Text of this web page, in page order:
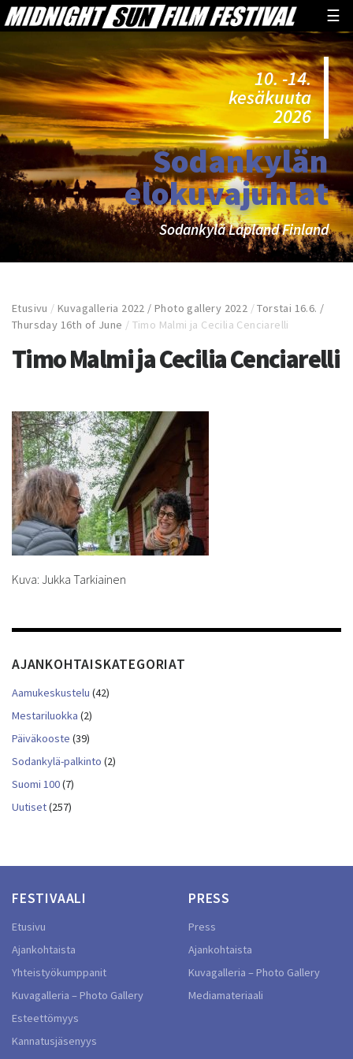
☰
10. -14.
kesäkuuta
2026
Sodankylän
elokuvajuhlat
Sodankylä Lapland Finland
Etusivu /Kuvagalleria 2022 / Photo gallery 2022 /Torstai 16.6. /
Thursday 16th of June / Timo Malmi ja Cecilia Cenciarelli
Timo Malmi ja Cecilia Cenciarelli
Kuva: Jukka Tarkiainen
AJANKOHTAISKATEGORIAT
Aamukeskustelu (42)
Mestariluokka (2)
Päiväkooste (39)
Sodankylä-palkinto (2)
Suomi 100(7)
Uutiset(257)
FESTIVAALI
Etusivu
Ajankohtaista
Yhteistyökumppanit
Kuvagalleria – Photo Gallery
Esteettömyys
Kannatusjäsenyys
PRESS
Press
Ajankohtaista
Kuvagalleria – Photo Gallery
Mediamateriaali